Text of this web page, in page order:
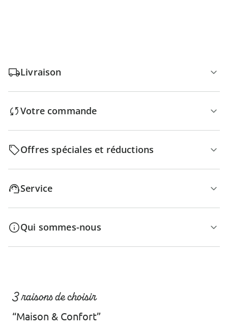
Livraison
Votre commande
Offres spéciales et réductions
Service
Qui sommes-nous
3 raisons de choisir
“Maison & Confort”